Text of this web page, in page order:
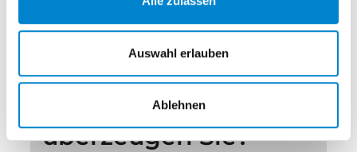
Auswahl erlauben
Ablehnen
Unsere Produkte
überzeugen Sie?